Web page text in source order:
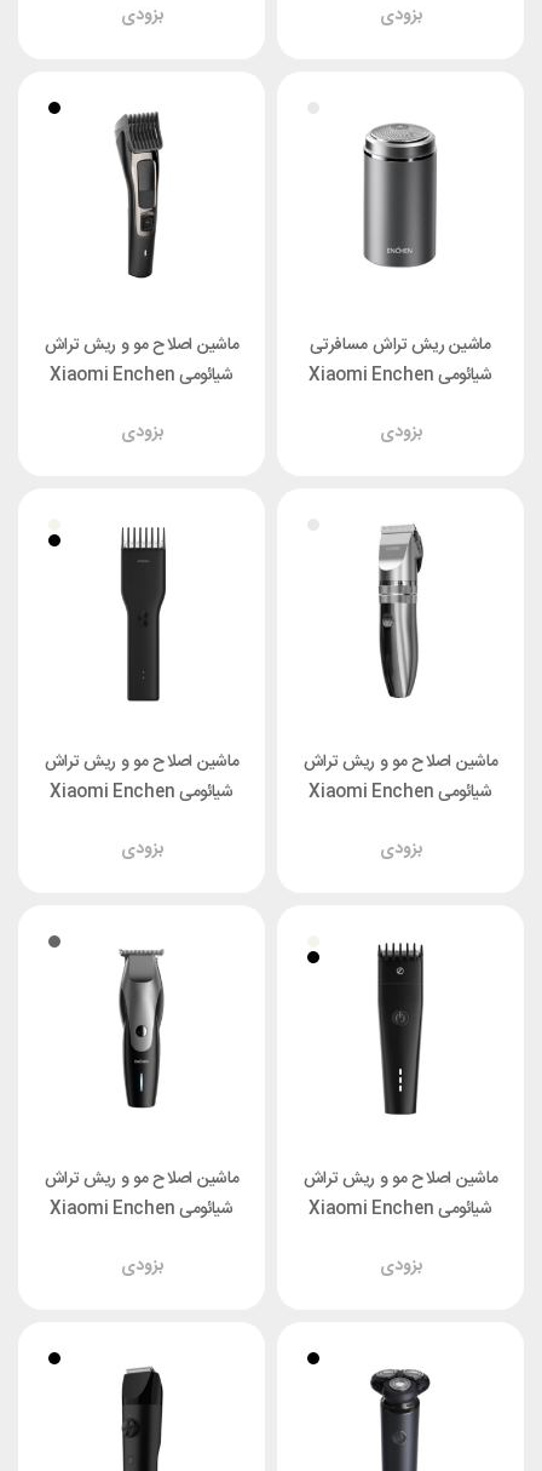
بزودی
بزودی
ماشین ریش تراش مسافرتی
شیائومی Xiaomi Enchen
بزودی
ماشین اصلاح مو و ریش تراش
شیائومی Xiaomi Enchen
بزودی
ماشین اصلاح مو و ریش تراش
شیائومی Xiaomi Enchen
بزودی
ماشین اصلاح مو و ریش تراش
شیائومی Xiaomi Enchen
بزودی
ماشین اصلاح مو و ریش تراش
شیائومی Xiaomi Enchen
بزودی
ماشین اصلاح مو و ریش تراش
شیائومی Xiaomi Enchen
بزودی